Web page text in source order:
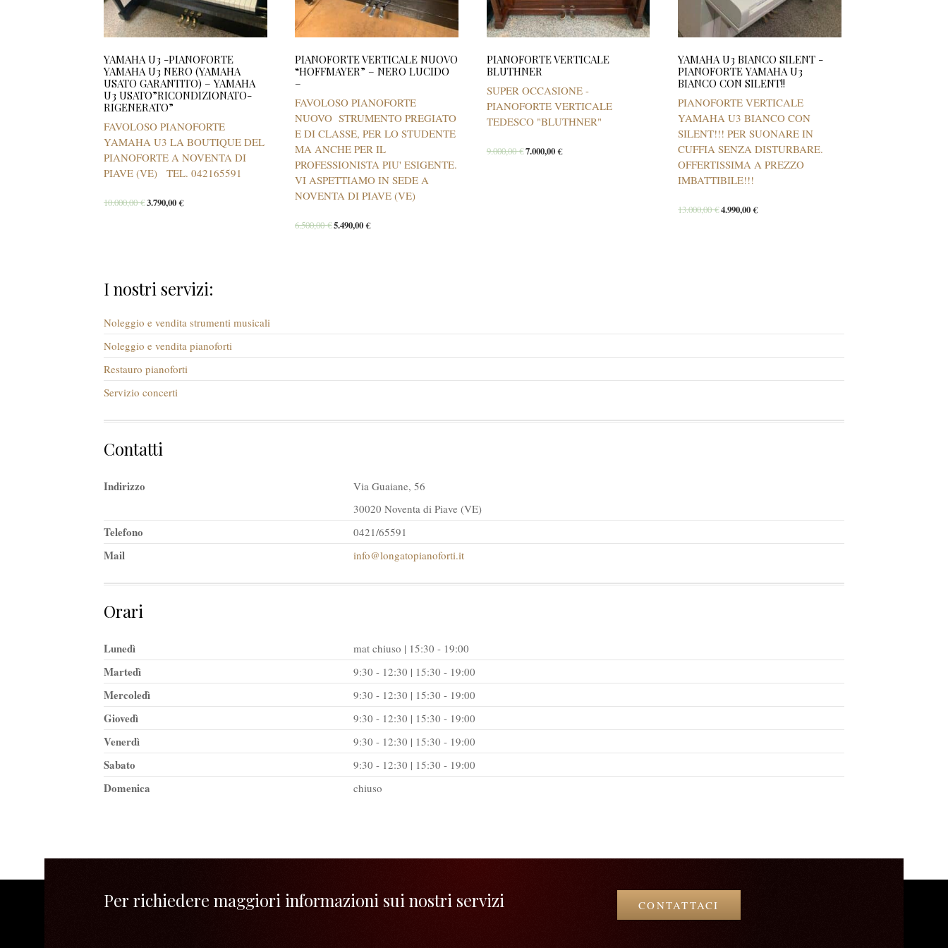
YAMAHA U3 -PIANOFORTE
YAMAHA U3 NERO (YAMAHA
USATO GARANTITO) – YAMAHA
U3 USATO”RICONDIZIONATO-
RIGENERATO”
FAVOLOSO PIANOFORTE
YAMAHA U3 LA BOUTIQUE DEL
PIANOFORTE A NOVENTA DI
PIAVE (VE) TEL. 042165591
10.000,00€3.790,00€
PIANOFORTE VERTICALE NUOVO
“HOFFMAYER” – NERO LUCIDO
–
FAVOLOSO PIANOFORTE
NUOVO STRUMENTO PREGIATO
E DI CLASSE, PER LO STUDENTE
MA ANCHE PER IL
PROFESSIONISTA PIU' ESIGENTE.
VI ASPETTIAMO IN SEDE A
NOVENTA DI PIAVE (VE)
6.500,00€5.490,00€
PIANOFORTE VERTICALE
BLUTHNER
SUPER OCCASIONE -
PIANOFORTE VERTICALE
TEDESCO "BLUTHNER"
9.000,00€7.000,00€
YAMAHA U3 BIANCO SILENT -
PIANOFORTE YAMAHA U3
BIANCO CON SILENT!!
PIANOFORTE VERTICALE
YAMAHA U3 BIANCO CON
SILENT!!! PER SUONARE IN
CUFFIA SENZA DISTURBARE.
OFFERTISSIMA A PREZZO
IMBATTIBILE!!!
13.000,00€4.990,00€
I nostri servizi:
Noleggio e vendita strumenti musicali
Noleggio e vendita pianoforti
Restauro pianoforti
Servizio concerti
Contatti
Indirizzo
Via Guaiane, 56
30020 Noventa di Piave (VE)
Telefono 0421/65591
Mail info@longatopianoforti.it
Orari
Lunedì mat chiuso | 15:30 - 19:00
Martedì 9:30 - 12:30 | 15:30 - 19:00
Mercoledì 9:30 - 12:30 | 15:30 - 19:00
Giovedì 9:30 - 12:30 | 15:30 - 19:00
Venerdì 9:30 - 12:30 | 15:30 - 19:00
Sabato 9:30 - 12:30 | 15:30 - 19:00
Domenica chiuso
Per richiedere maggiori informazioni sui nostri servizi CONTATTACI